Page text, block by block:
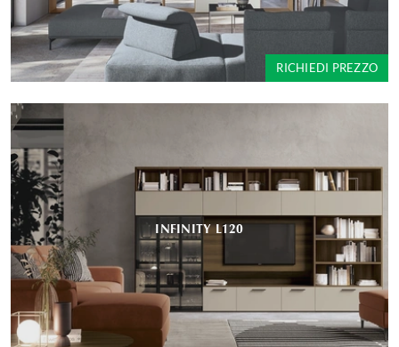
RICHIEDI PREZZO
INFINITY L120